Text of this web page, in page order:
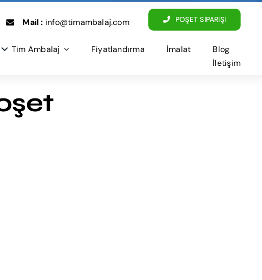
Mail : info@timambalaj.com POŞET SİPARİŞİ
Tim Ambalaj Fiyatlandırma İmalat
Blog
İletişim